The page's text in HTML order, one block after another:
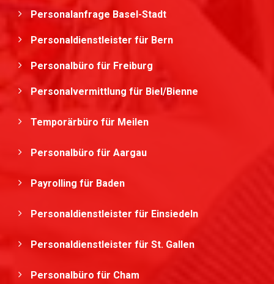
Personalanfrage Basel-Stadt
Personaldienstleister für Bern
Personalbüro für Freiburg
Personalvermittlung für Biel/Bienne
Temporärbüro für Meilen
Personalbüro für Aargau
Payrolling für Baden
Personaldienstleister für Einsiedeln
Personaldienstleister für St. Gallen
Personalbüro für Cham